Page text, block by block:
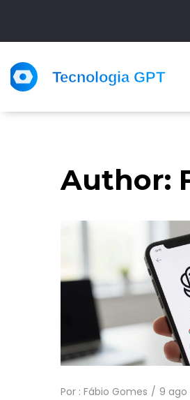
Author:
Por : Fábio Gomes 9 ago